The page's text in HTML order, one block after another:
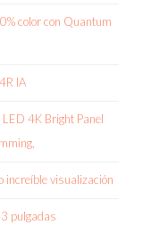
color con Quantum
IA
4K Bright Panel
increíble visualización
pulgadas